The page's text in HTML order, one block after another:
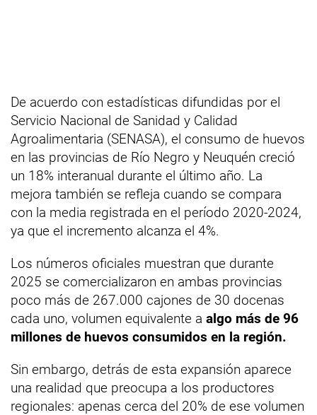
De acuerdo con estadísticas difundidas por el
Servicio Nacional de Sanidad y Calidad
Agroalimentaria (SENASA), el consumo de huevos
en las provincias de Río Negro y Neuquén creció
un 18% interanual durante el último año. La
mejora también se refleja cuando se compara
con la media registrada en el período 2020-2024,
ya que el incremento alcanza el 4%.
Los números oficiales muestran que durante
2025 se comercializaron en ambas provincias
poco más de 267.000 cajones de 30 docenas
cada uno, volumen equivalente a algo más de 96
millones de huevos consumidos en la región.
Sin embargo, detrás de esta expansión aparece
una realidad que preocupa a los productores
regionales: apenas cerca del 20% de ese volumen